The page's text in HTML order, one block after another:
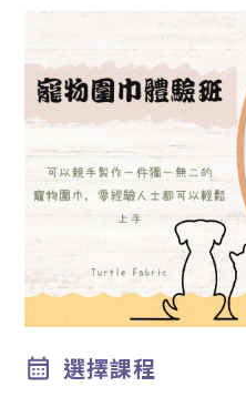
選擇課程